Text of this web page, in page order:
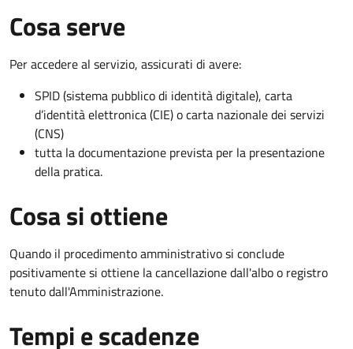
Cosa serve
Per accedere al servizio, assicurati di avere:
SPID (sistema pubblico di identità digitale), carta
d’identità elettronica (CIE) o carta nazionale dei servizi
(CNS)
tutta la documentazione prevista per la presentazione
della pratica.
Cosa si ottiene
Quando il procedimento amministrativo si conclude
positivamente si ottiene la cancellazione dall'albo o registro
tenuto dall'Amministrazione.
Tempi e scadenze